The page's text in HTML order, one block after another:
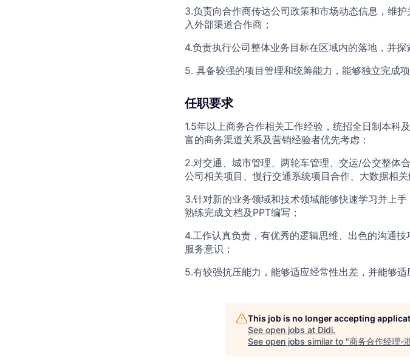
3.负责向合作商传达公司政策和市场动态信息，维
入外部渠道合作商；
4.负责执行公司整体业务目标在区域内的落地，并探
5. 具备较强的项目管理和统筹能力，能够独立完成项
任职要求
1.5年以上商务合作相关工作经验，统招全日制本科
富的商务渠道关系及营销经验者优先考虑；
2.对交通、城市管理、两轮车管理、交运/公交整体
公司相关项目、慢行交通系统项目合作、大数据相
3.针对新的业务领域和技术领域能够快速学习并上
熟练完成文档及PPT编写；
4.工作认真负责，有优秀的逻辑思维、出色的沟通
服务意识；
5.有较强抗压能力，能够适应经常性出差，并能够适
This job is no longer accepting
See open jobs at Didi.
See open jobs similar to "商务合作经理-